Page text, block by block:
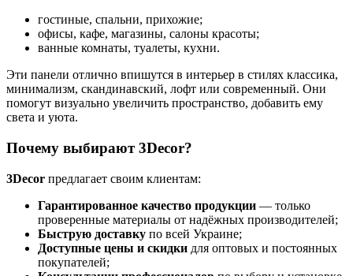
гостиные, спальни, прихожие;
офисы, кафе, магазины, салоны красоты;
ванные комнаты, туалеты, кухни.
Эти панели отлично впишутся в интерьер в стилях классика,
минимализм, скандинавский, лофт или современный. Они
помогут визуально увеличить пространство, добавить ему
света и уюта.
Почему выбирают 3Decor?
3Decor предлагает своим клиентам:
Гарантированное качество продукции — только
проверенные материалы от надёжных производителей;
Быструю доставку по всей Украине;
Доступные цены и скидки для оптовых и постоянных
покупателей;